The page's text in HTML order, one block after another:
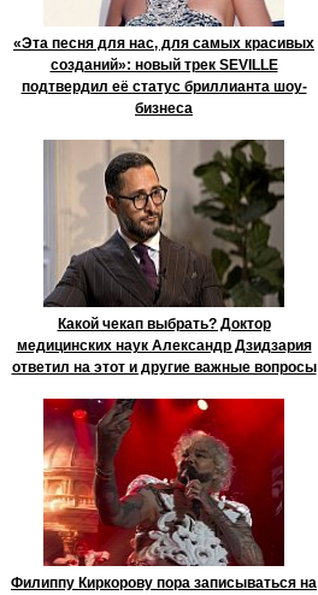
«Эта песня для нас, для самых красивых
созданий»: новый трек SEVILLE
подтвердил её статус бриллианта шоу-
бизнеса
Какой чекап выбрать? Доктор
медицинских наук Александр Дзидзария
ответил на этот и другие важные вопросы
Филиппу Киркорову пора записываться на